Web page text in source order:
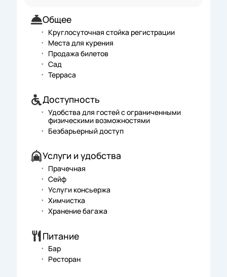
Общее
Круглосуточная стойка регистрации
Места для курения
Продажа билетов
Сад
Терраса
Доступность
Удобства для гостей с ограниченными
физическими возможностями
Безбарьерный доступ
Услуги и удобства
Прачечная
Сейф
Услуги консьержа
Химчистка
Хранение багажа
Питание
Бар
Ресторан